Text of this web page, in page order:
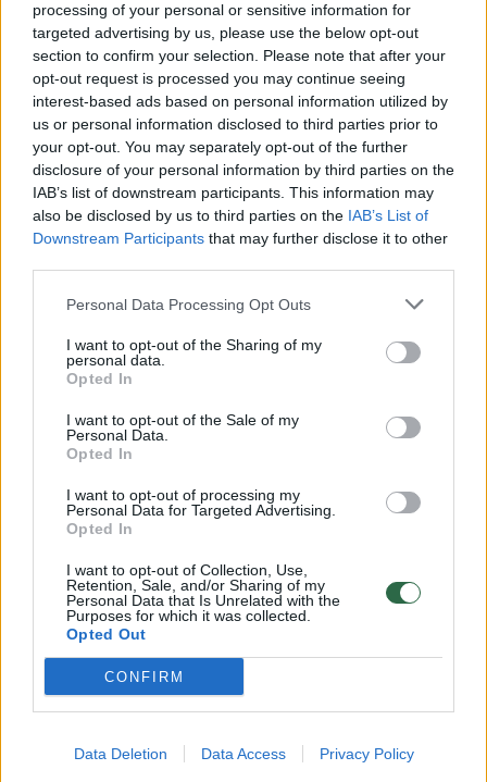
processing of your personal or sensitive information for
targeted advertising by us, please use the below opt-out
section to confirm your selection. Please note that after your
opt-out request is processed you may continue seeing
interest-based ads based on personal information utilized by
us or personal information disclosed to third parties prior to
your opt-out. You may separately opt-out of the further
disclosure of your personal information by third parties on the
IAB’s list of downstream participants. This information may
also be disclosed by us to third parties on the IAB’s List of
Downstream Participants that may further disclose it to other
Personal Data Processing Opt Outs
I want to opt-out of the Sharing of my
personal data.
Opted In
I want to opt-out of the Sale of my
Personal Data.
Opted In
I want to opt-out of processing my
Personal Data for Targeted Advertising.
Opted In
I want to opt-out of Collection, Use,
Retention, Sale, and/or Sharing of my
Personal Data that Is Unrelated with the
Purposes for which it was collected.
Opted Out
CONFIRM
Data Deletion Data Access Privacy Policy
Susiję straipsniai
Šarm el Šeiche prasideda
plano Gazai
K.
Nuo penktadienio Izraelis daug aktyvistų
deportavo. Tačiau apie 150 asmenų, anot
duomenų, vis dar yra sulaikyti, 40 jų –
paskelbė bado streiką, sakė L. Tuma. Kai kurie
jų atsisako net vandens, protestuodami prieš
tai, kad nesulaukia medicininės pagalbos.
teisinės pagalbos“, – kalbėjo teisininkė ir